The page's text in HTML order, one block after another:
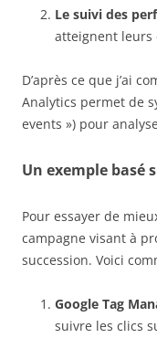
Le suivi des
atteignent leurs
D’après ce que j’ai
Analytics permet de
events ») pour
Un exemple basé
Pour essayer de
campagne visant à
succession. Voici
Google Tag
suivre les clics